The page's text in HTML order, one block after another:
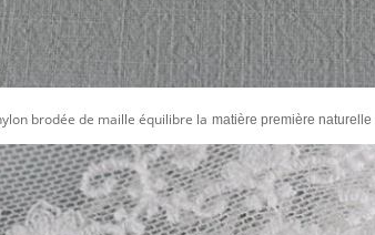
brodée de maille équilibre la matière première naturelle